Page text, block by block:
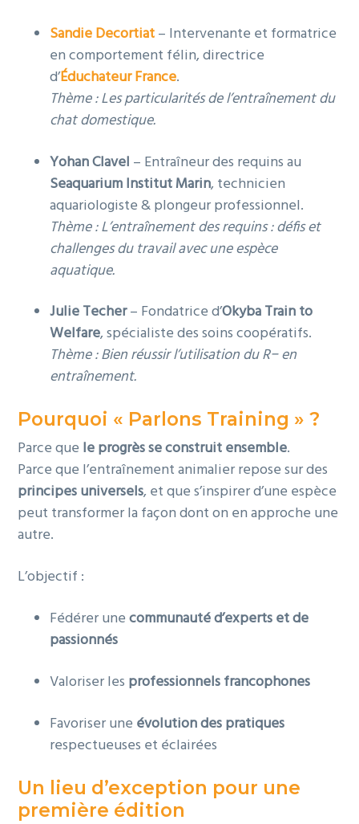
Sandie Decortiat– Intervenante et formatrice
en comportement félin, directrice
d’Éduchateur France.
Thème :Les particularités de l’entraînement du
chat domestique.
Yohan Clavel – Entraîneur des requins au
Seaquarium Institut Marin, technicien
aquariologiste & plongeur professionnel.
Thème :L’entraînement des requins : défis et
challenges du travail avec une espèce
aquatique.
Julie Techer– Fondatrice d’Okyba Train to
Welfare, spécialiste des soins coopératifs.
Thème :Bien réussir l’utilisation du R− en
entraînement.
Pourquoi « Parlons Training » ?
Parce que le progrès se construit ensemble.
Parce que l’entraînement animalier repose sur des
principes universels, et que s’inspirer d’une espèce
peut transformer la façon dont on en approche une
autre.
L’objectif :
Fédérer unecommunauté d’experts et de
passionnés
Valoriser les professionnels francophones
Favoriser une évolution des pratiques
respectueuses et éclairées
Un lieu d’exception pour une
première édition